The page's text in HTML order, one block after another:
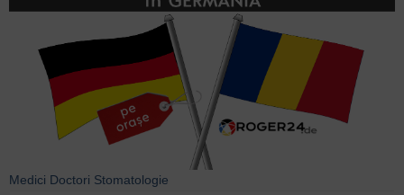
Medici Doctori Stomatologie